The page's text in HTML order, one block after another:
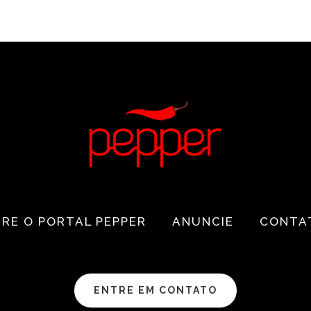
O PORTAL PEPPER ANUNCIE
ENTRE EM CONTATO